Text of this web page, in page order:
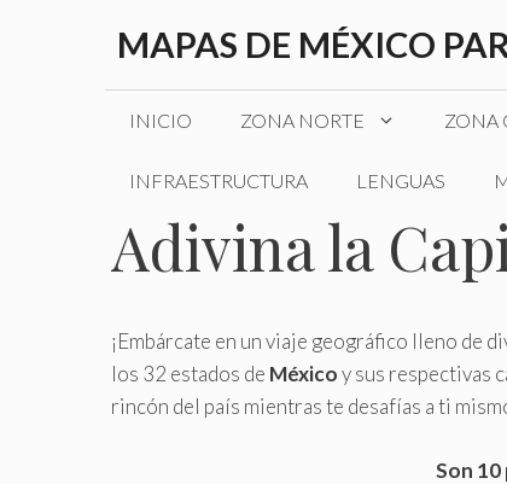
MAPAS DE MÉXICO
INICIO ZONA NORTE ZONA
INFRAESTRUCTURA LENGUAS
Adivina la
¡Embárcate en un viaje geográfico lleno de
los 32 estados de Méxicoy sus respectivas
rincón del país mientras te desafías a ti
Son